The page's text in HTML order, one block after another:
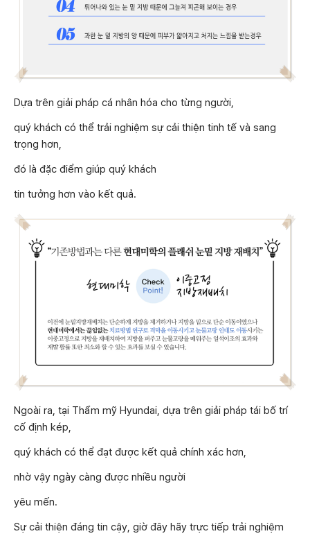
Dựa trên giải pháp cá nhân hóa cho từng người,
quý khách có thể trải nghiệm sự cải thiện tinh tế và sang
trọng hơn,
đó là đặc điểm giúp quý khách
tin tưởng hơn vào kết quả.
Ngoài ra, tại Thẩm mỹ Hyundai, dựa trên giải pháp tái bố trí
cố định kép,
quý khách có thể đạt được kết quả chính xác hơn,
nhờ vậy ngày càng được nhiều người
yêu mến.
Sự cải thiện đáng tin cậy, giờ đây hãy trực tiếp trải nghiệm